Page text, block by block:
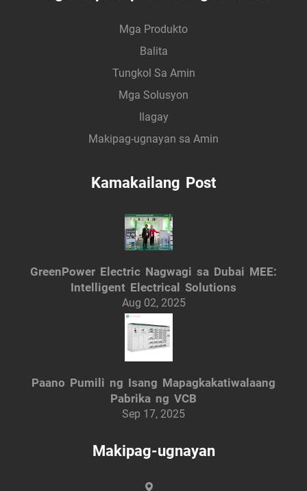
Mga Produkto
Balita
Tungkol Sa Amin
Mga Solusyon
Ilagay
Makipag-ugnayan sa Amin
Kamakailang Post
GreenPower Electric Nagwagi sa Dubai MEE:
Intelligent Electrical Solutions
Aug 02, 2025
Paano Pumili ng Isang Mapagkakatiwalaang
Pabrika ng VCB
Sep 17, 2025
Makipag-ugnayan